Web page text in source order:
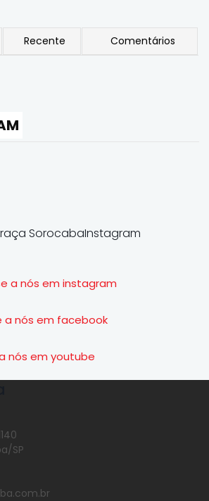
Recente Comentários
SorocabaInstagram
a nós em instagram
a nós em facebook
nós em youtube
SP